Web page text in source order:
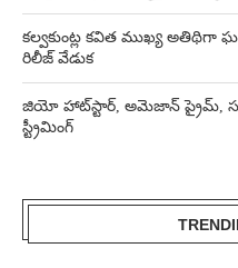
కల్వకుంట్ల కవిత ముఖ్య అతిథిగా
రిలీజ్ వేడుక
జియో హాట్‌స్టార్, అమెజాన్ ప్రైమ్,
స్ట్రీమింగ్